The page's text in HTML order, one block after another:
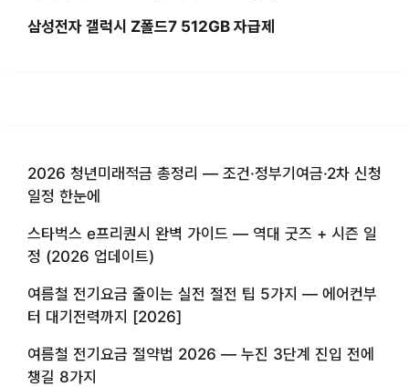
삼성전자 갤럭시 Z폴드7 512GB 자급제
2026 청년미래적금 총정리 — 조건·정부기여금·2차 신청
일정 한눈에
스타벅스 e프리퀀시 완벽 가이드 — 역대 굿즈 + 시즌 일
정 (2026 업데이트)
여름철 전기요금 줄이는 실전 절전 팁 5가지 — 에어컨부
터 대기전력까지 [2026]
여름철 전기요금 절약법 2026 — 누진 3단계 진입 전에
챙길 8가지